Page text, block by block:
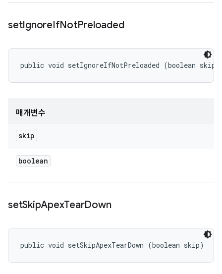
setIgnoreIfNotPreloaded
public void setIgnoreIfNotPreloaded (boolean skip)
매개변수
skip
boolean
setSkipApexTearDown
public void setSkipApexTearDown (boolean skip)